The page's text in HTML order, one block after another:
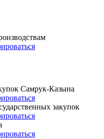
Самрук-Казына
закупок